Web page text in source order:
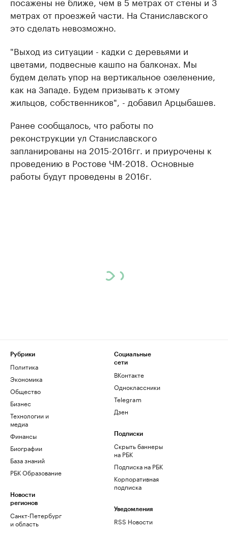
метрах от проезжей части. На Станиславского
это сделать невозможно.
"Выход из ситуации - кадки с деревьями и
цветами, подвесные кашпо на балконах. Мы
будем делать упор на вертикальное озеленение,
как на Западе. Будем призывать к этому
жильцов, собственников", - добавил Арцыбашев.
Ранее сообщалось, что работы по
реконструкции ул Станиславского
запланированы на 2015-2016гг. и приурочены к
проведению в Ростове ЧМ-2018. Основные
работы будут проведены в 2016г.
Рубрики
Политика
Экономика
Общество
Бизнес
Технологии и
медиа
Финансы
Биографии
База знаний
РБК Образование
Новости
регионов
Санкт-Петербург
и область
Социальные
сети
ВКонтакте
Одноклассники
Telegram
Дзен
Подписки
Скрыть баннеры
на РБК
Подписка на РБК
Корпоративная
подписка
Уведомления
RSS Новости